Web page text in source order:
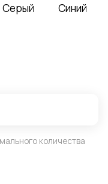
Серый Синий
количества